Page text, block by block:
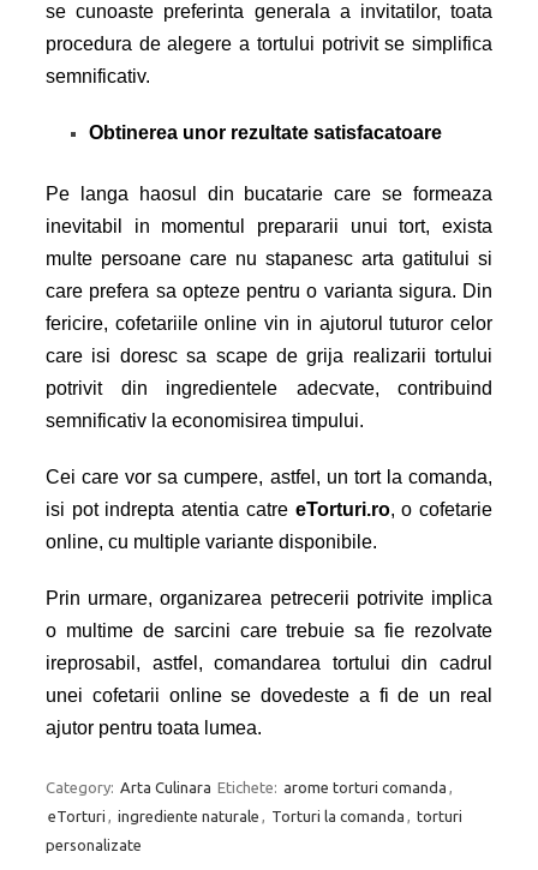
se cunoaste preferinta generala a invitatilor, toata
procedura de alegere a tortului potrivit se simplifica
semnificativ.
Obtinerea unor rezultate satisfacatoare
Pe langa haosul din bucatarie care se formeaza
inevitabil in momentul prepararii unui tort, exista
multe persoane care nu stapanesc arta gatitului si
care prefera sa opteze pentru o varianta sigura. Din
fericire, cofetariile online vin in ajutorul tuturor celor
care isi doresc sa scape de grija realizarii tortului
potrivit din ingredientele adecvate, contribuind
semnificativ la economisirea timpului.
Cei care vor sa cumpere, astfel, un tort la comanda,
isi pot indrepta atentia catre eTorturi.ro, o cofetarie
online, cu multiple variante disponibile.
Prin urmare, organizarea petrecerii potrivite implica
o multime de sarcini care trebuie sa fie rezolvate
ireprosabil, astfel, comandarea tortului din cadrul
unei cofetarii online se dovedeste a fi de un real
ajutor pentru toata lumea.
Category: Arta Culinara Etichete: arome torturi comanda ,
eTorturi , ingrediente naturale , Torturi la comanda , torturi
personalizate